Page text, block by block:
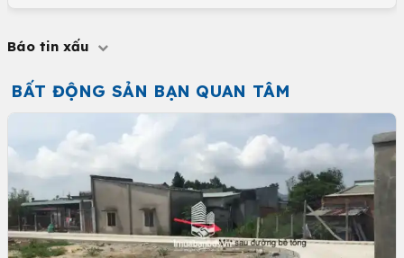
Báo tin xấu
BẤT ĐỘNG SẢN BẠN QUAN TÂM